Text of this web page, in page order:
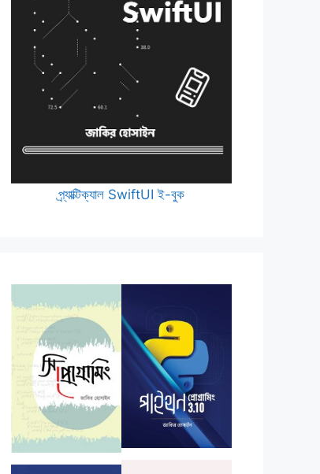
প্র্যাক্টিক্যাল SwiftUI ই-বুক